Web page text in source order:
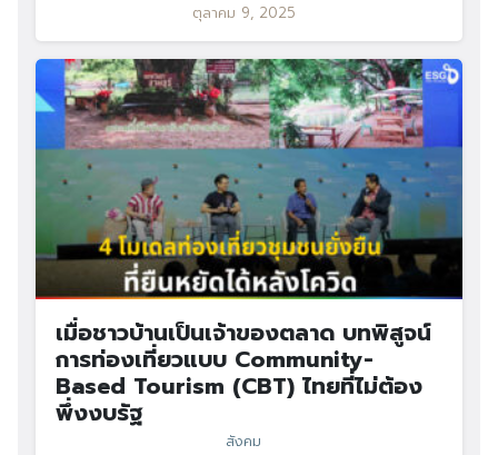
ตุลาคม 9, 2025
เมื่อชาวบ้านเป็นเจ้าของตลาด บทพิสูจน์
การท่องเที่ยวแบบ Community-
Based Tourism (CBT) ไทยที่ไม่ต้อง
พึ่งงบรัฐ
สังคม